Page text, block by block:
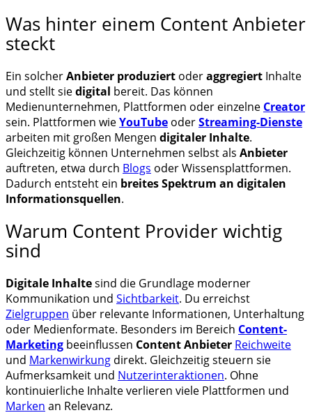
Was hinter einem Content Anbieter
steckt
Ein solcherAnbieter produziert oderaggregiert Inhalte
und stellt siedigital bereit. Das können
Medienunternehmen, Plattformen oder einzelne Creator
sein. Plattformen wieYouTube oderStreaming-Dienste
arbeiten mit großen Mengen digitaler Inhalte.
Gleichzeitig können Unternehmen selbst als Anbieter
auftreten, etwa durch Blogs oder Wissensplattformen.
Dadurch entsteht ein breites Spektrum an digitalen
Informationsquellen.
Warum Content Provider wichtig
sind
Digitale Inhaltesind die Grundlage moderner
Kommunikation und Sichtbarkeit. Du erreichst
Zielgruppen über relevante Informationen, Unterhaltung
oder Medienformate. Besonders im Bereich Content-
Marketing beeinflussen ContentAnbieter Reichweite
und Markenwirkung direkt. Gleichzeitig steuern sie
Aufmerksamkeit und Nutzerinteraktionen. Ohne
kontinuierliche Inhalte verlieren viele Plattformen und
Marken an Relevanz.